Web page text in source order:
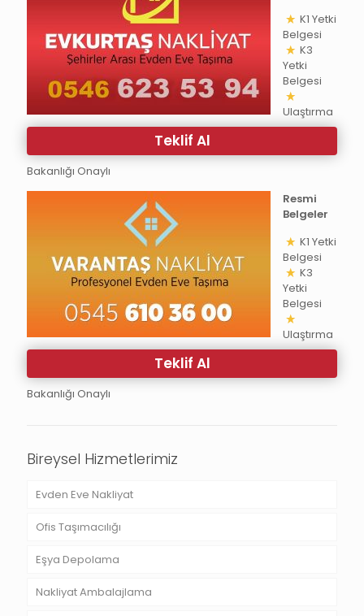
Teklif Al
K1 Yetki
Belgesi
K3
Yetki
Belgesi
Ulaştırma
Bakanlığı Onaylı
Teklif Al
Resmi
Belgeler
K1 Yetki
Belgesi
K3
Yetki
Belgesi
Ulaştırma
Bakanlığı Onaylı
Bireysel Hizmetlerimiz
Evden Eve Nakliyat
Ofis Taşımacılığı
Eşya Depolama
Nakliyat Ambalajlama